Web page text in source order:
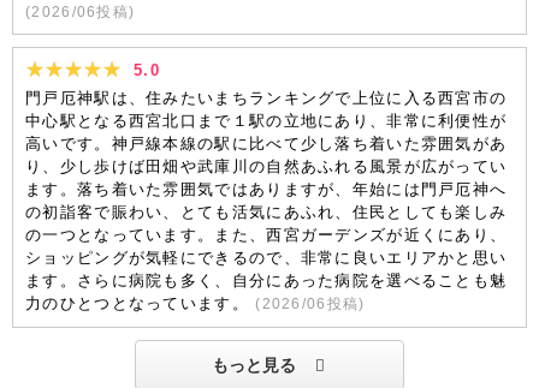
(2026/06投稿)
5.0
門戸厄神駅は、住みたいまちランキングで上位に入る西宮市の
中心駅となる西宮北口まで１駅の立地にあり、非常に利便性が
高いです。神戸線本線の駅に比べて少し落ち着いた雰囲気があ
り、少し歩けば田畑や武庫川の自然あふれる風景が広がってい
ます。落ち着いた雰囲気ではありますが、年始には門戸厄神へ
の初詣客で賑わい、とても活気にあふれ、住民としても楽しみ
の一つとなっています。また、西宮ガーデンズが近くにあり、
ショッピングが気軽にできるので、非常に良いエリアかと思い
ます。さらに病院も多く、自分にあった病院を選べることも魅
力のひとつとなっています。
(2026/06 投稿)
もっと見る